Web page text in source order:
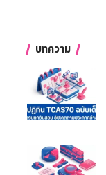
บทความ